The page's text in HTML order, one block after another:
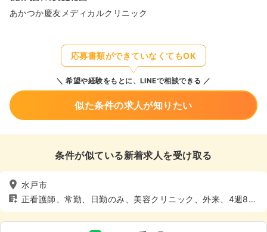
あかつか慶友メディカルクリニック
応募書類ができていなくてもOK
希望や経験をもとに、LINEで相談できる
似た条件の求人が知りたい
条件が似ている新着求人を受け取る
水戸市
正看護師、常勤、日勤のみ、美容クリニック、外来、4週8休
以上